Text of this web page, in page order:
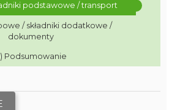
podstawowe / transport
/ składniki dodatkowe /
dokumenty
Podsumowanie